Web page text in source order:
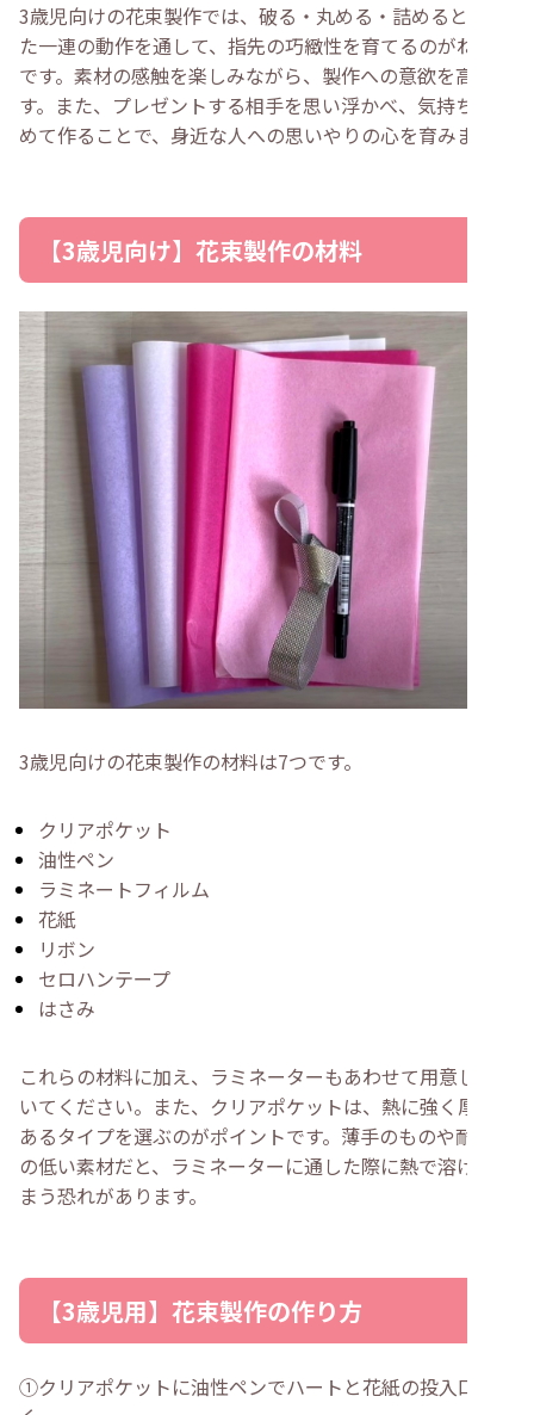
3歳児向けの花束製作では、破る・丸める・詰めるといっ
た一連の動作を通して、指先の巧緻性を育てるのがねらい
です。素材の感触を楽しみながら、製作への意欲を高めま
す。また、プレゼントする相手を思い浮かべ、気持ちを込
めて作ることで、身近な人への思いやりの心を育みます。
【3歳児向け】花束製作の材料
3歳児向けの花束製作の材料は7つです。
クリアポケット
油性ペン
ラミネートフィルム
花紙
リボン
セロハンテープ
はさみ
これらの材料に加え、ラミネーターもあわせて用意してお
いてください。また、クリアポケットは、熱に強く厚みが
あるタイプを選ぶのがポイントです。薄手のものや耐熱性
の低い素材だと、ラミネーターに通した際に熱で溶けてし
まう恐れがあります。
【3歳児用】花束製作の作り方
①クリアポケットに油性ペンでハートと花紙の投入口を描